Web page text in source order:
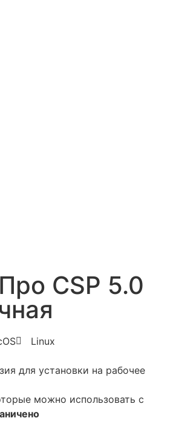
CSP 5.0
Linux
для установки на рабочее
можно использовать с